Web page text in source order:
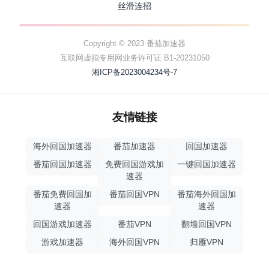
丝滑连招
Copyright © 2023 番茄加速器
互联网虚拟专用网业务许可证 B1-20231050
湘ICP备2023004234号-7
友情链接
海外回国加速器 番茄加速器
回国加速器
番茄回国加速器
免费回国游戏加
速器
一键回国加速器
番茄免费回国加
速器
番茄回国VPN
番茄海外回国加
速器
回国游戏加速器
番茄VPN
翻墙回国VPN
游戏加速器
海外回国VPN 归雁VPN